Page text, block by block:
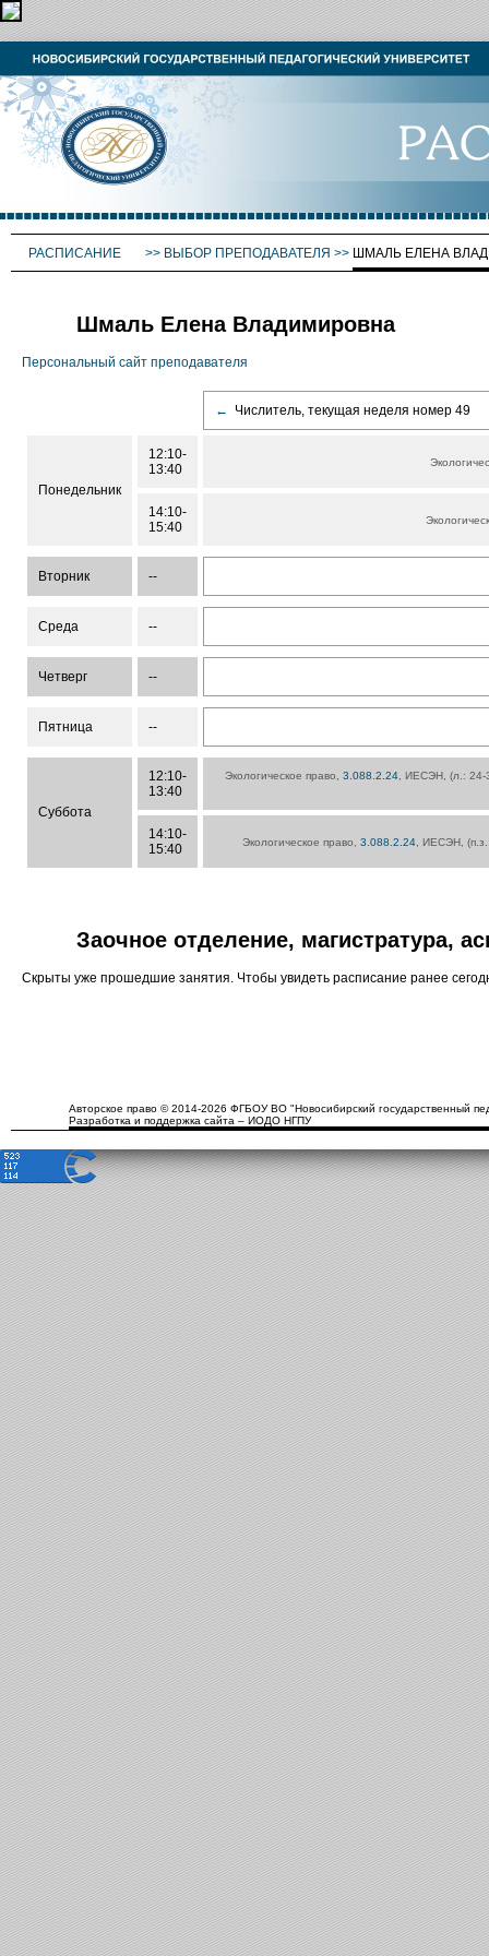
РАСПИСАНИЕ >> ВЫБОР ПРЕПОДАВАТЕЛЯ >> ШМАЛЬ ЕЛЕНА
Шмаль Елена Владимировна
Персональный сайт преподавателя
← Числитель, текущая неделя номер 49
Понедельник
12:10-
13:40
14:10-
15:40
Вторник --
Среда --
Четверг --
Пятница --
Суббота
12:10-
13:40
Экологическое право,3.088.2.24 , ИЕСЭН, (л.:
14:10-
15:40
Экологическое право, 3.088.2.24 , ИЕСЭН,
Заочное отделение, магистратура,
Скрыты уже прошедшие занятия. Чтобы увидеть расписание ранее
Авторское право © 2014-2026 ФГБОУ ВО "Новосибирский государственный
Разработка и поддержка сайта – ИОДО НГПУ